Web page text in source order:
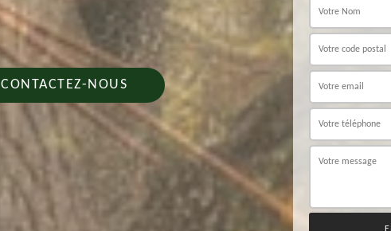
CONTACTEZ-NOUS